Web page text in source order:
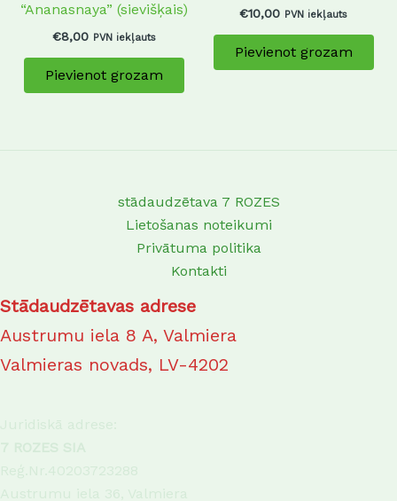
“Ananasnaya” (sievišķais)
€8,00 PVN iekļauts
Pievienot grozam
€10,00 PVN iekļauts
Pievienot grozam
stādaudzētava 7 ROZES
Lietošanas noteikumi
Privātuma politika
Kontakti
Stādaudzētavas adrese
Austrumu iela 8 A, Valmiera
Valmieras novads, LV-4202